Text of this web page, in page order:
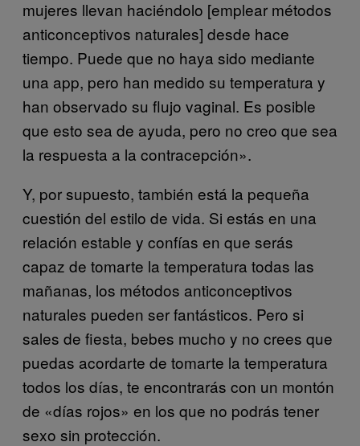
mujeres llevan haciéndolo [emplear métodos
anticonceptivos naturales] desde hace
tiempo. Puede que no haya sido mediante
una app, pero han medido su temperatura y
han observado su flujo vaginal. Es posible
que esto sea de ayuda, pero no creo que sea
la respuesta a la contracepción».
Y, por supuesto, también está la pequeña
cuestión del estilo de vida. Si estás en una
relación estable y confías en que serás
capaz de tomarte la temperatura todas las
mañanas, los métodos anticonceptivos
naturales pueden ser fantásticos. Pero si
sales de fiesta, bebes mucho y no crees que
puedas acordarte de tomarte la temperatura
todos los días, te encontrarás con un montón
de «días rojos» en los que no podrás tener
sexo sin protección.